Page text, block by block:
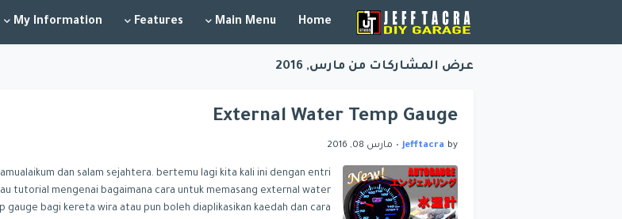
Home
Main Menu
Features
My Information
عرض المشاركات من مارس, 2016
External Water Temp Gauge
by
jefftacra
• مارس 08, 2016
dan salam sejahtera. bertemu lagi kita kali ini dengan entri
tutorial mengenai bagaimana cara untuk memasang external water
gauge bagi kereta wira atau pun boleh diaplikasikan kaedah dan cara